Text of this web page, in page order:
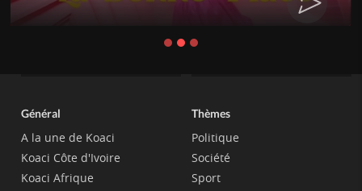
Général
A la une de Koaci
Koaci Côte d'Ivoire
Koaci Afrique
Thèmes
Politique
Société
Sport